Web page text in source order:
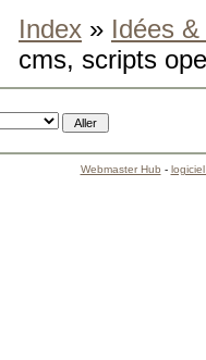
Index » Idées
cms, scripts
Webmaster Hub -